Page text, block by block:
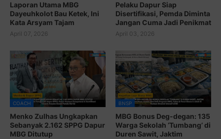
Laporan Utama MBG
Dayeuhkolot Bau Ketek, Ini
Kata Arsyam Tajam
April 07, 2026
Pelaku Dapur Siap
Disertifikasi, Pemda Diminta
Jangan Cuma Jadi Penikmat
April 03, 2026
COACH
Menko Zulhas Ungkapkan
Sebanyak 2.162 SPPG Dapur
MBG Ditutup
BNSP
MBG Bonus Deg-degan: 135
Warga Sekolah ‘Tumbang’ di
Duren Sawit, Jaktim